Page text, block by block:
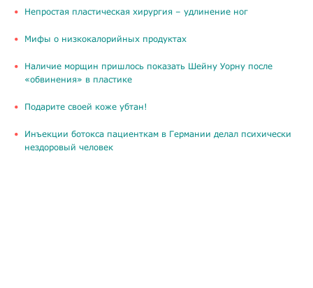
​Непростая пластическая хирургия – удлинение ног
Мифы о низкокалорийных продуктах
Наличие морщин пришлось показать Шейну Уорну после
«обвинения» в пластике
Подарите своей коже убтан!
Инъекции ботокса пациенткам в Германии делал психически
нездоровый человек